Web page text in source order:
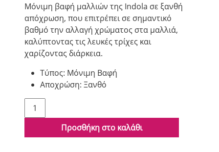
Μόνιμη βαφή μαλλιών της Indola σε ξανθή
απόχρωση, που επιτρέπει σε σημαντικό
βαθμό την αλλαγή χρώματος στα μαλλιά,
καλύπτοντας τις λευκές τρίχες και
χαρίζοντας διάρκεια.
Τύπος: Μόνιμη Βαφή
Αποχρώση: Ξανθό
Indola
Permanent
Color
Προσθήκη στο καλάθι